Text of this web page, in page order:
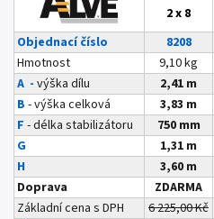
2 x 8
Objednací číslo
8208
Hmotnost
9,10 kg
A - výška dílu 2,41 m
B - výška celková 3,83 m
F - délka stabilizátoru 750 mm
G
1,31 m
H
3,60 m
Doprava
ZDARMA
Základní cena s DPH
6 225,00 Kč